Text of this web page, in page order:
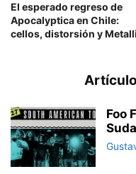
El esperado regreso de
Apocalyptica en Chile:
cellos, distorsión y
Foo